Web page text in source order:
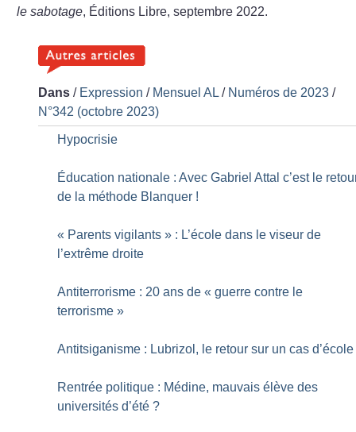
le sabotage, Éditions Libre, septembre 2022.
Dans / Expression / Mensuel AL / Numéros de 2023 /
N°342 (octobre 2023)
Hypocrisie
Éducation nationale : Avec Gabriel Attal c’est le
de la méthode Blanquer !
« Parents vigilants » : L’école dans le viseur de
l’extrême droite
Antiterrorisme : 20 ans de « guerre contre le
terrorisme »
Antitsiganisme : Lubrizol, le retour sur un cas d’école
Rentrée politique : Médine, mauvais élève des
universités d’été ?